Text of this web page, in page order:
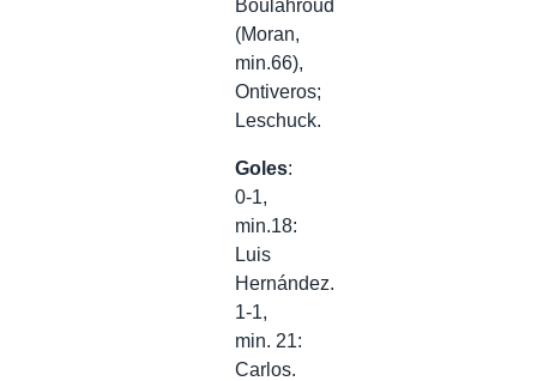
Boulahroud
(Moran,
min.66),
Ontiveros;
Leschuck.
Goles:
0-1,
min.18:
Luis
Hernández.
1-1,
min. 21:
Carlos.